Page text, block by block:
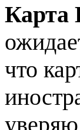
Карта
что